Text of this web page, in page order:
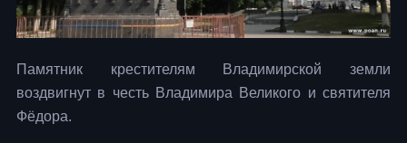
Памятник крестителям Владимирской земли
воздвигнут в честь Владимира Великого и святителя
Фёдора.